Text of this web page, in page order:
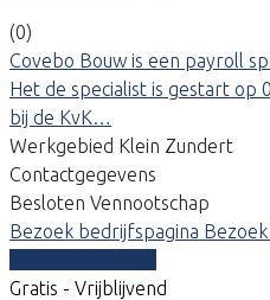
(0)
Covebo Bouw is een payroll
Het de specialist is gestart op
bij de KvK…
Werkgebied Klein Zundert
Contactgegevens
Besloten Vennootschap
Bezoek bedrijfspagina
Gratis - Vrijblijvend